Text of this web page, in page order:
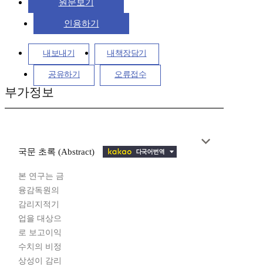
원문보기
인용하기
내보내기 내책장담기
공유하기 오류접수
부가정보
국문 초록 (Abstract)
본 연구는 금
융감독원의
감리지적기
업을 대상으
로 보고이익
수치의 비정
상성이 감리